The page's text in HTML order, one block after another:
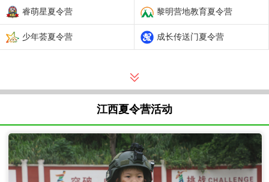
睿萌星夏令营 黎明营地教育夏令营
少年荟夏令营 成长传送门夏令营
江西夏令营活动